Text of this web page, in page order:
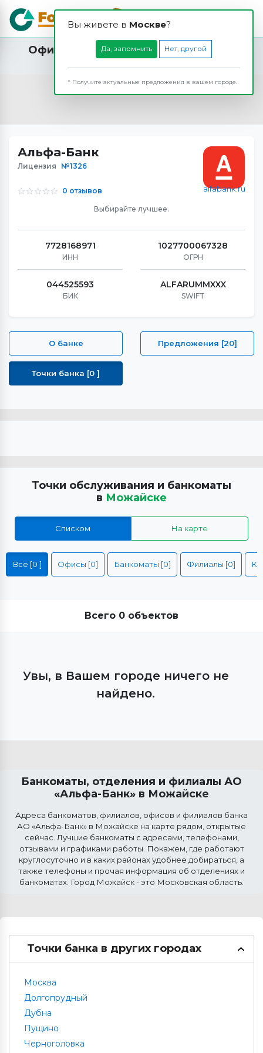
Вы живете в Москвe?
Да, запомнить Нет, другой
* Получите актуальные предложения в вашем городе.
Офисы и банкоматы Альфа-Банка в
Можайске
Альфа-Банк
Лицензия №1326
0 отзывов alfabank.ru
Выбирайте лучшее.
7728168971
ИНН
1027700067328
ОГРН
044525593
БИК
ALFARUMMXXX
SWIFT
О банке
Точки банка [0 ]
Предложения [20]
Точки обслуживания и банкоматы
в Можайске
Списком На карте
Все [0 ] Офисы [0] Банкоматы [0] Филиалы [0]
Всего 0 объектов
Увы, в Вашем городе ничего не
найдено.
Банкоматы, отделения и филиалы АО
«Альфа-Банк» в Можайске
Адреса банкоматов, филиалов, офисов и филиалов банка
АО «Альфа-Банк» в Можайске на карте рядом, открытые
сейчас. Лучшие банкоматы с адресами, телефонами,
отзывами и графиками работы. Покажем, где работают
круглосуточно и в каких районах удобнее добираться, а
также телефоны и прочая информация об отделениях и
банкоматах. Город Можайск - это Московская область.
Точки банка в других городах
Москва
Долгопрудный
Дубна
Пущино
Черноголовка